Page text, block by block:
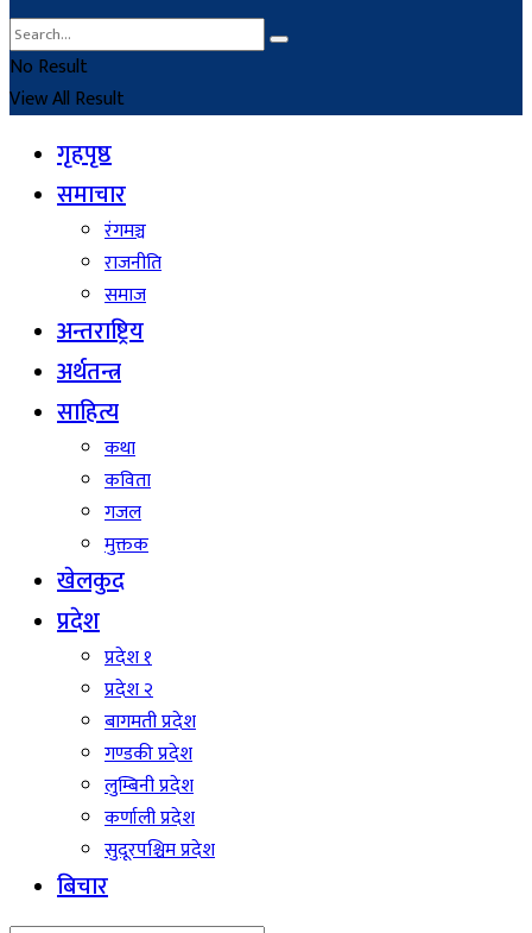
No Result
View All Result
गृहपृष्ठ
समाचार
रंगमञ्च
राजनीति
समाज
अन्तराष्ट्रिय
अर्थतन्त्र
साहित्य
कथा
कविता
गजल
मुक्तक
खेलकुद
प्रदेश
प्रदेश १
प्रदेश २
बागमती प्रदेश
गण्डकी प्रदेश
लुम्बिनी प्रदेश
कर्णाली प्रदेश
सुदूरपश्चिम प्रदेश
बिचार